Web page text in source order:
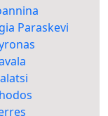
Paraskevi